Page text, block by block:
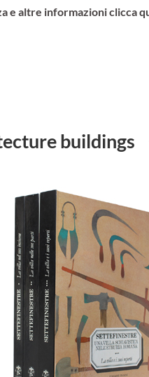
e altre informazioni clicca
buildings